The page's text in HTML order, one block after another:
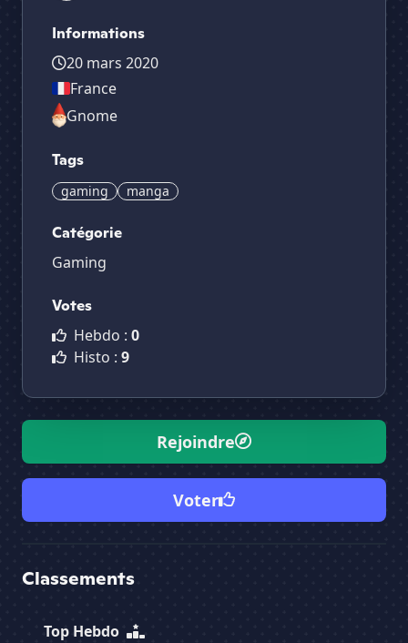
Informations
20 mars 2020
France
Gnome
Tags
gaming manga
Catégorie
Gaming
Votes
Hebdo : 0
Histo : 9
Rejoindre
Voter
Classements
Top Hebdo